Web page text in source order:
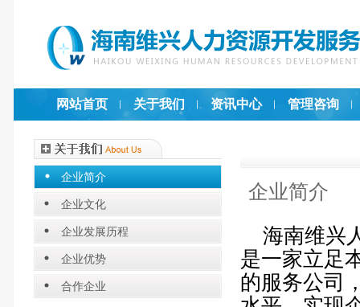
网站首页 关于我们 资讯中心 管理咨询
企业简介
海南维兴
是一家立足
的服务公司
企业简介
企业文化
企业发展历程
企业优势
合作企业